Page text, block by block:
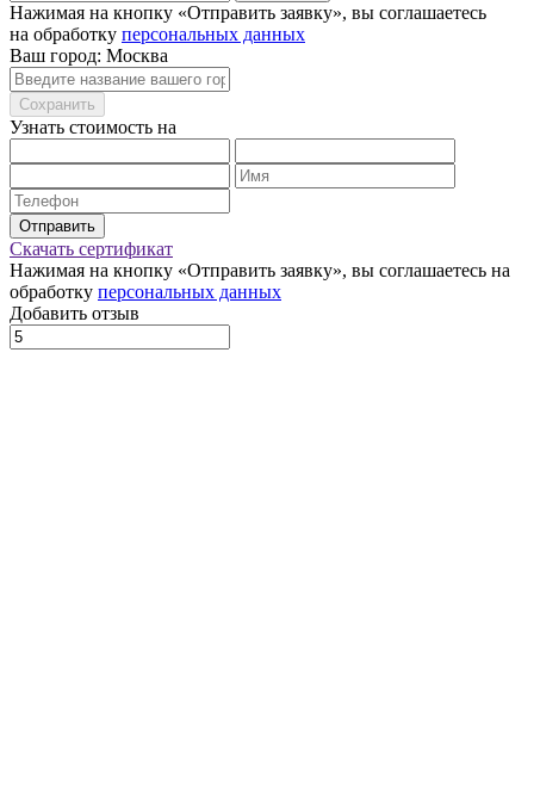
Нажимая на кнопку «Отправить заявку», вы соглашаетесь
на обработку персональных данных
Ваш город: Москва
Сохранить
Узнать стоимость на
Отправить
Скачать сертификат
Нажимая на кнопку «Отправить заявку», вы соглашаетесь на
обработку персональных данных
Добавить отзыв